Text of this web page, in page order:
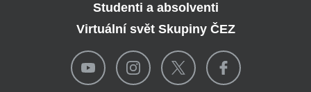
Studenti a absolventi
Virtuální svět Skupiny ČEZ